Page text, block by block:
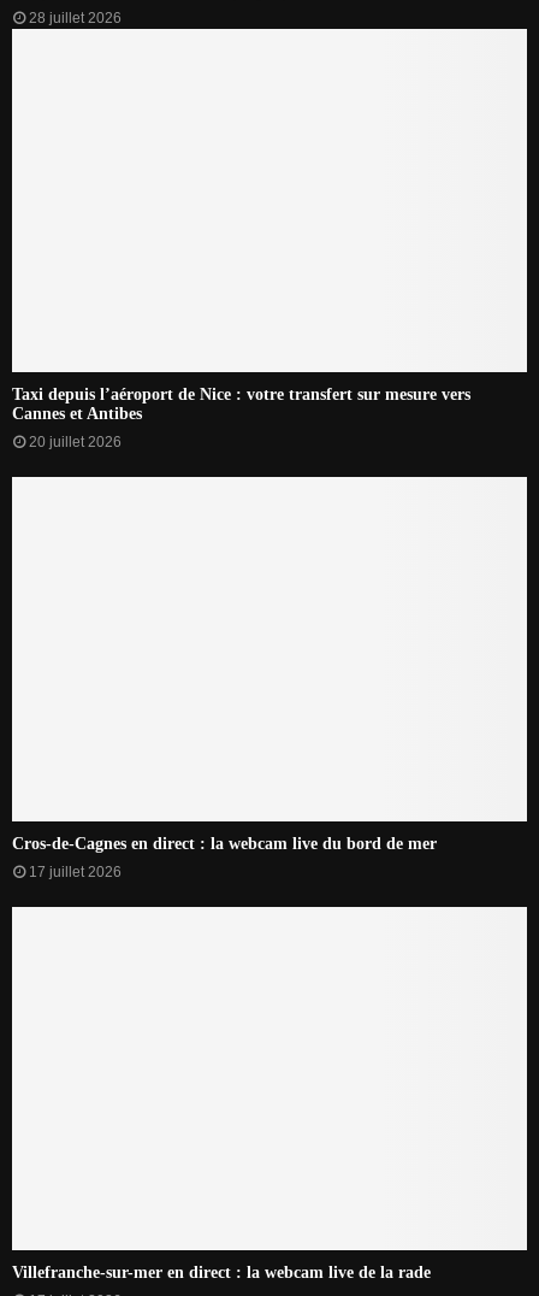
28 juillet 2026
Taxi depuis l’aéroport de Nice : votre transfert sur mesure vers
Cannes et Antibes
20 juillet 2026
Cros-de-Cagnes en direct : la webcam live du bord de mer
17 juillet 2026
Villefranche-sur-mer en direct : la webcam live de la rade